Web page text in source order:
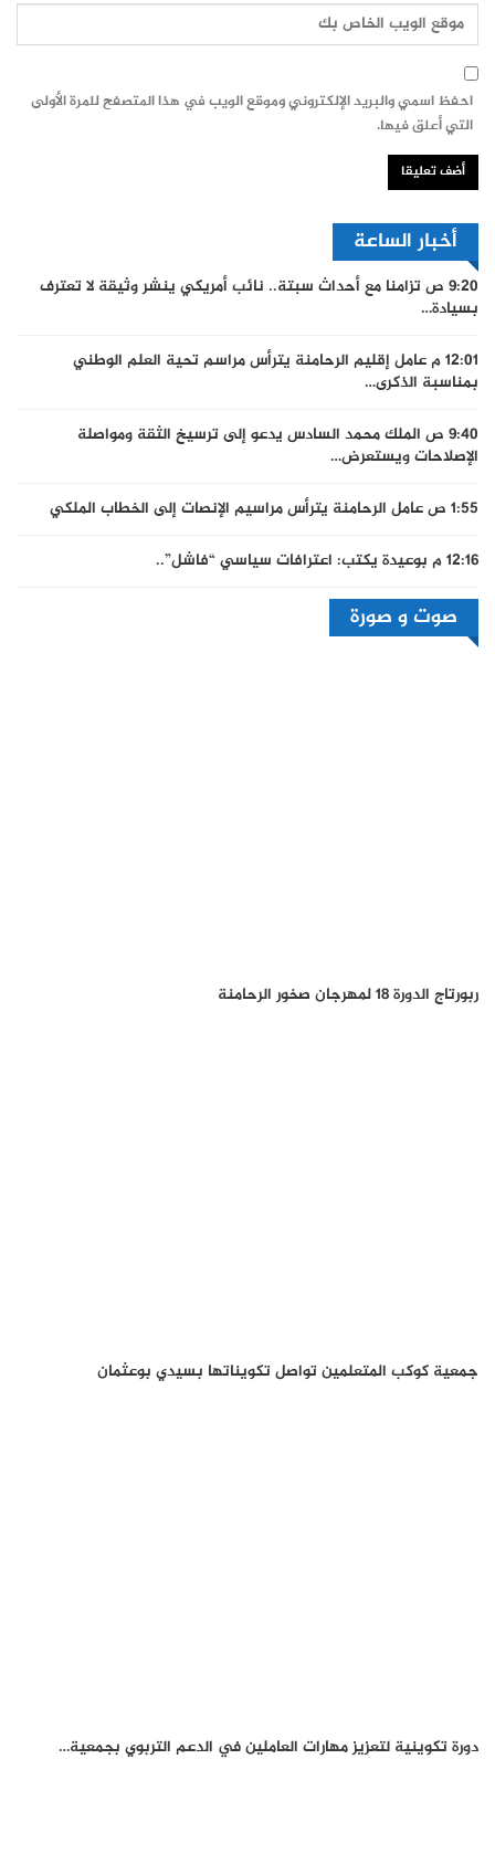
احفظ اسمي والبريد الإلكتروني وموقع الويب في هذا المتصفح للمرة الأولى
التي أعلق فيها.
أخبار الساعة
9:20 ص
تزامنا مع أحداث سبتة.. نائب أمريكي ينشر وثيقة لا تعترف
بسيادة…
12:01 م
عامل إقليم الرحامنة يترأس مراسم تحية العلم الوطني
بمناسبة الذكرى…
9:40 ص
الملك محمد السادس يدعو إلى ترسيخ الثقة ومواصلة
الإصلاحات ويستعرض…
1:55 ص
عامل الرحامنة يترأس مراسيم الإنصات إلى الخطاب الملكي
12:16 م
بوعيدة يكتب: اعترافات سياسي “فاشل”..
صوت و صورة
ربورتاج الدورة 18 لمهرجان صخور الرحامنة
جمعية كوكب المتعلمين تواصل تكويناتها بسيدي بوعثمان
دورة تكوينية لتعزيز مهارات العاملين في الدعم التربوي بجمعية…